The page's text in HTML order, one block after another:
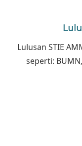
Lulusan STIE
seperti: